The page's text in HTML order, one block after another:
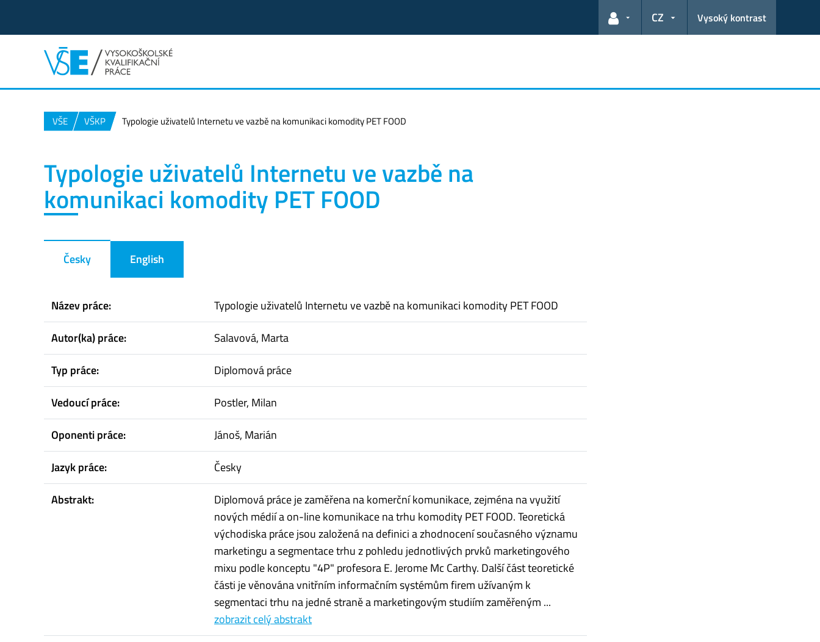
Odkazy pro uživatele
CZ Vysoký kontrast
VŠE VŠKP Typologie uživatelů Internetu ve vazbě na komunikaci komodity PET FOOD
Typologie uživatelů Internetu ve vazbě na
komunikaci komodity PET FOOD
Česky English
Název práce:
Typologie uživatelů Internetu ve vazbě na komunikaci komodity PET FOOD
Autor(ka) práce:
Salavová, Marta
Typ práce:
Diplomová práce
Vedoucí práce:
Postler, Milan
Oponenti práce:
Jánoš, Marián
Jazyk práce:
Česky
Abstrakt:
Diplomová práce je zaměřena na komerční komunikace, zejména na využití
nových médií a on-line komunikace na trhu komodity PET FOOD. Teoretická
východiska práce jsou založená na definici a zhodnocení současného významu
marketingu a segmentace trhu z pohledu jednotlivých prvků marketingového
mixu podle konceptu "4P" profesora E. Jerome Mc Carthy. Další část teoretické
části je věnována vnitřním informačním systémům firem užívaným k
segmentaci trhu na jedné straně a marketingovým studiím zaměřeným ...
zobrazit celý abstrakt